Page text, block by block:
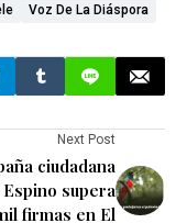
Voz De La Diáspora
Next Post
ciudadana
supera
firmas en El